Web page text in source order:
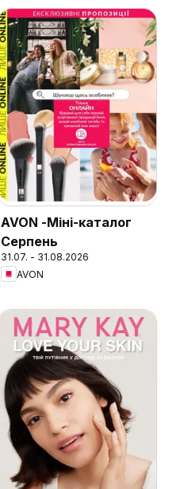
AVON -Міні-каталог
Серпень
31.07. - 31.08.2026
AVON